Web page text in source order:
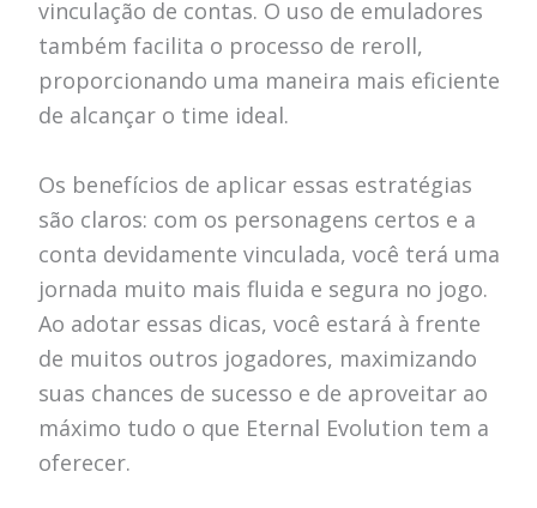
vinculação de contas. O uso de emuladores
também facilita o processo de reroll,
proporcionando uma maneira mais eficiente
de alcançar o time ideal.
Os benefícios de aplicar essas estratégias
são claros: com os personagens certos e a
conta devidamente vinculada, você terá uma
jornada muito mais fluida e segura no jogo.
Ao adotar essas dicas, você estará à frente
de muitos outros jogadores, maximizando
suas chances de sucesso e de aproveitar ao
máximo tudo o que Eternal Evolution tem a
oferecer.